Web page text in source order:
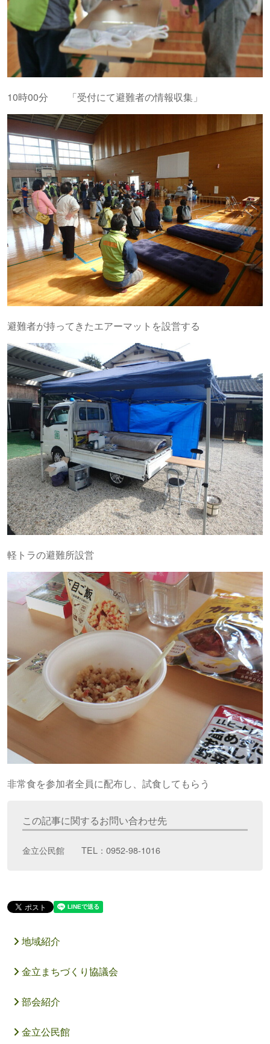
10時00分 「受付にて避難者の情報収集」
避難者が持ってきたエアーマットを設営する
軽トラの避難所設営
非常食を参加者全員に配布し、試食してもらう
この記事に関するお問い合わせ先
金立公民館 TEL：0952-98-1016
地域紹介
金立まちづくり協議会
部会紹介
金立公民館